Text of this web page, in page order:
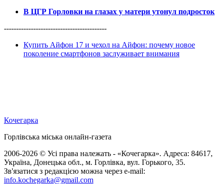
В ЦГР Горловки на глазах у матери утонул подросток
------------------------------------------
Купить Айфон 17 и чехол на Айфон: почему новое
поколение смартфонов заслуживает внимания
Кочегарка
Горлівська міська онлайн-газета
2006-2026 © Усі права належать - «Кочегарка». Адреса: 84617,
Україна, Донецька обл., м. Горлівка, вул. Горького, 35.
Зв'язатися з редакцією можна через e-mail:
info.kochegarka@gmail.com